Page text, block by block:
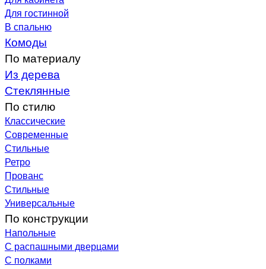
Для гостинной
В спальню
Комоды
По материалу
Из дерева
Стеклянные
По стилю
Классические
Современные
Стильные
Ретро
Прованс
Стильные
Универсальные
По конструкции
Напольные
С распашными дверцами
С полками